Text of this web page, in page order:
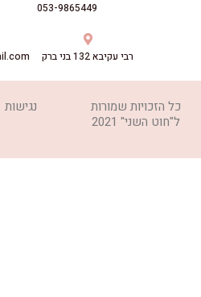
052-7126049
נגישות